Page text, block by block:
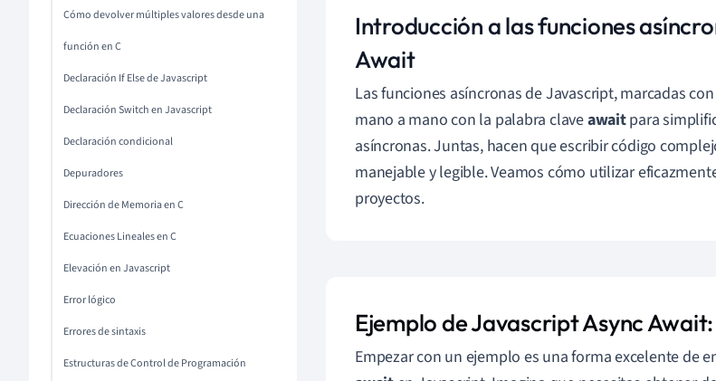
Cómo devolver múltiples valores desde una
función en C
Declaración If Else de Javascript
Declaración Switch en Javascript
Declaración condicional
Depuradores
Dirección de Memoria en C
Ecuaciones Lineales en C
Elevación en Javascript
Error lógico
Errores de sintaxis
Estructuras de Control de Programación
Introducción a las funciones
Await
Las funciones asíncronas de Javascript, marcadas
mano a mano con la palabra claveawaitpara
asíncronas. Juntas, hacen que escribir código
manejable y legible. Veamos cómo utilizar
proyectos.
Ejemplo de Javascript Async
Empezar con un ejemplo es una forma excelente de